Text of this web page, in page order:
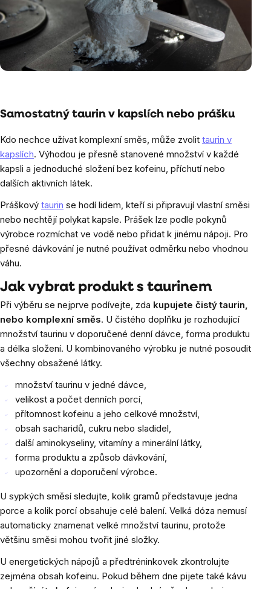
Samostatný taurin v kapslích nebo prášku
Kdo nechce užívat komplexní směs, může zvolit taurin v
kapslích. Výhodou je přesně stanovené množství v každé
kapsli a jednoduché složení bez kofeinu, příchutí nebo
dalších aktivních látek.
Práškový taurin se hodí lidem, kteří si připravují vlastní směsi
nebo nechtějí polykat kapsle. Prášek lze podle pokynů
výrobce rozmíchat ve vodě nebo přidat k jinému nápoji. Pro
přesné dávkování je nutné používat odměrku nebo vhodnou
váhu.
Jak vybrat produkt s taurinem
Při výběru se nejprve podívejte, zda kupujete čistý taurin,
nebo komplexní směs. U čistého doplňku je rozhodující
množství taurinu v doporučené denní dávce, forma produktu
a délka složení. U kombinovaného výrobku je nutné posoudit
všechny obsažené látky.
množství taurinu v jedné dávce,
velikost a počet denních porcí,
přítomnost kofeinu a jeho celkové množství,
obsah sacharidů, cukru nebo sladidel,
další aminokyseliny, vitamíny a minerální látky,
forma produktu a způsob dávkování,
upozornění a doporučení výrobce.
U sypkých směsí sledujte, kolik gramů představuje jedna
porce a kolik porcí obsahuje celé balení. Velká dóza nemusí
automaticky znamenat velké množství taurinu, protože
většinu směsi mohou tvořit jiné složky.
U energetických nápojů a předtréninkovek zkontrolujte
zejména obsah kofeinu. Pokud během dne pijete také kávu